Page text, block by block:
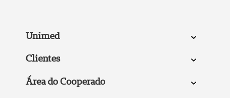
Unimed
Clientes
Área do Cooperado